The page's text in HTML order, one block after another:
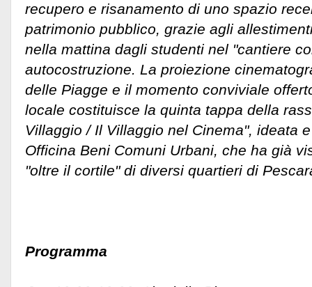
recupero e risanamento di uno spazio
patrimonio pubblico, grazie agli
nella mattina dagli studenti nel "cantiere
autocostruzione. La proiezione
delle Piagge e il momento conviviale
locale costituisce la quinta tappa della
Villaggio / Il Villaggio nel Cinema", ideata
Officina Beni Comuni Urbani, che ha già
"oltre il cortile" di diversi quartieri di
Programma